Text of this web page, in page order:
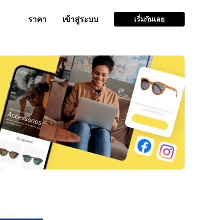
ราคา เข้าสู่ระบบ เริ่มกันเลย